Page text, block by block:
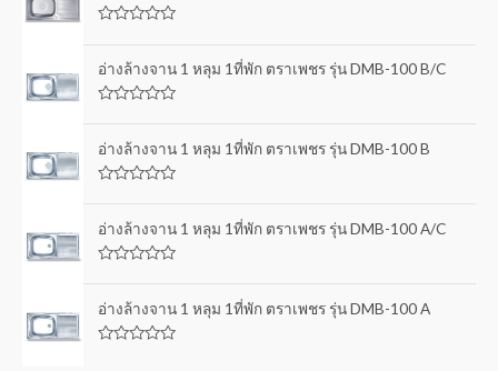
t
e
d
t
o
f
อ่างล้างจาน 1 หลุม 1ที่พัก ตราเพชร รุ่น DMB-100 B/C
t
e
d
t
o
f
อ่างล้างจาน 1 หลุม 1ที่พัก ตราเพชร รุ่น DMB-100 B
t
e
d
t
o
f
อ่างล้างจาน 1 หลุม 1ที่พัก ตราเพชร รุ่น DMB-100 A/C
t
e
d
อ่างล้างจาน 1 หลุม 1ที่พัก ตราเพชร รุ่น DMB-100 A